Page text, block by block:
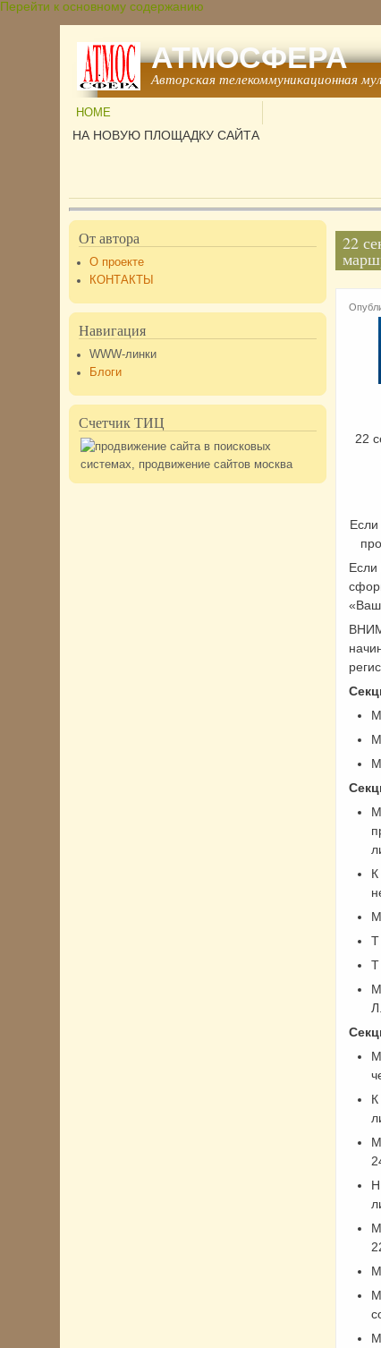
Перейти к основному содержанию
АТМОСФЕРА
Авторская телекоммуникационная
HOME
НА НОВУЮ ПЛОЩАДКУ САЙТА
22
22
Если
Т
Т
От автора
О проекте
КОНТАКТЫ
Навигация
WWW-линки
Блоги
Счетчик ТИЦ